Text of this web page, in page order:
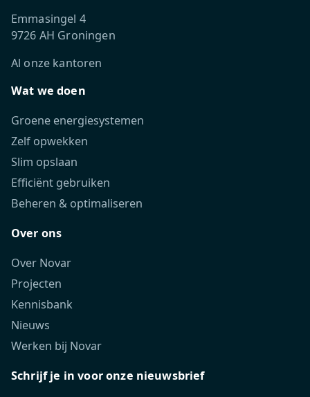
Emmasingel 4
9726 AH Groningen
Al onze kantoren
Wat we doen
Groene energiesystemen
Zelf opwekken
Slim opslaan
Efficiënt gebruiken
Beheren & optimaliseren
Over ons
Over Novar
Projecten
Kennisbank
Nieuws
Werken bij Novar
Schrijf je in voor onze nieuwsbrief